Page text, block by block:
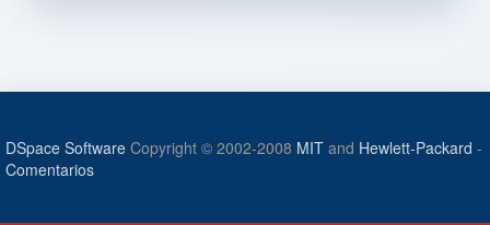
DSpace Software Copyright © 2002-2008 MIT and Hewlett-Packard -
Comentarios